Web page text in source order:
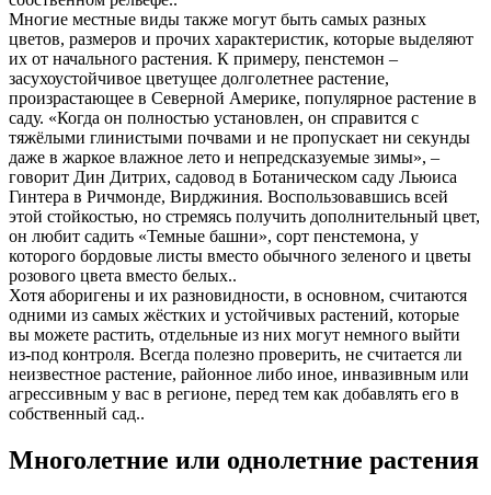
Многие местные виды также могут быть самых разных
цветов, размеров и прочих характеристик, которые выделяют
их от начального растения. К примеру, пенстемон –
засухоустойчивое цветущее долголетнее растение,
произрастающее в Северной Америке, популярное растение в
саду. «Когда он полностью установлен, он справится с
тяжёлыми глинистыми почвами и не пропускает ни секунды
даже в жаркое влажное лето и непредсказуемые зимы», –
говорит Дин Дитрих, садовод в Ботаническом саду Льюиса
Гинтера в Ричмонде, Вирджиния. Воспользовавшись всей
этой стойкостью, но стремясь получить дополнительный цвет,
он любит садить «Темные башни», сорт пенстемона, у
которого бордовые листы вместо обычного зеленого и цветы
розового цвета вместо белых..
Хотя аборигены и их разновидности, в основном, считаются
одними из самых жёстких и устойчивых растений, которые
вы можете растить, отдельные из них могут немного выйти
из-под контроля. Всегда полезно проверить, не считается ли
неизвестное растение, районное либо иное, инвазивным или
агрессивным у вас в регионе, перед тем как добавлять его в
собственный сад..
Многолетние или однолетние растения